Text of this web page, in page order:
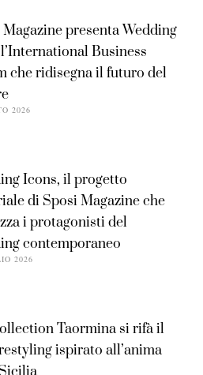
Magazine presenta Wedding
Business
che ridisegna il futuro del
2026
Icons, il progetto
di Sposi Magazine che
i protagonisti del
contemporaneo
2026
Taormina si rifà il
ispirato all’anima